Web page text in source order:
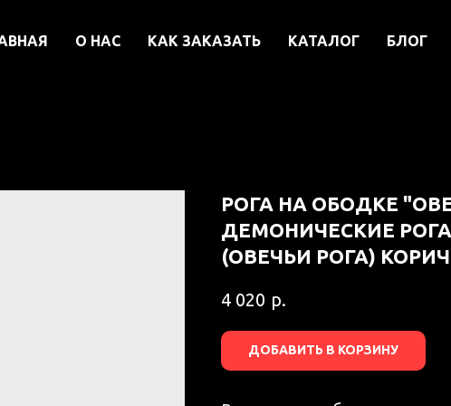
О НАС КАК ЗАКАЗАТЬ КАТАЛОГ БЛОГ
РОГА НА ОБОДКЕ
ДЕМОНИЧЕСКИЕ
(ОВЕЧЬИ РОГА)
4 020 р.
ДОБАВИТЬ В КОРЗИНУ